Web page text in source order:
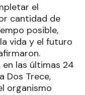
el
cantidad de
posible,
vida y el futuro
las últimas 24
Dos Trece,
organismo